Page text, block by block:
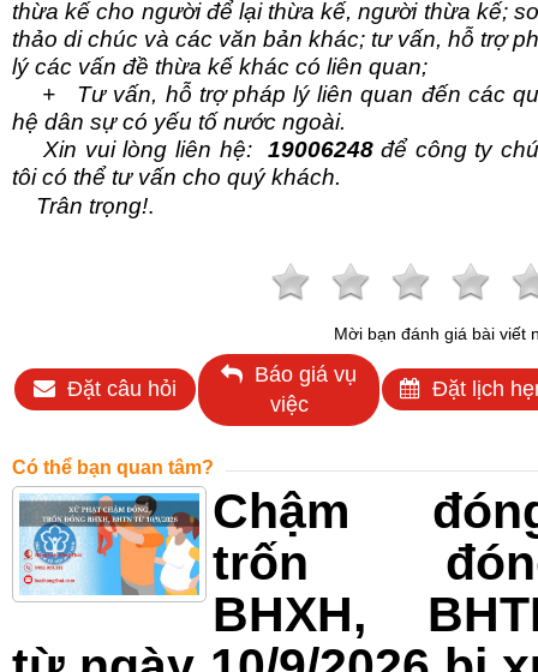
thừa kế cho người để lại thừa kế, người thừa kế;
thảo di chúc và các văn bản khác; tư vấn, hỗ trợ
lý các vấn đề thừa kế khác có liên quan;
+ Tư vấn, hỗ trợ pháp lý liên quan đến các
hệ dân sự có yếu tố nước ngoài.
Xin vui lòng liên hệ:19006248để công ty
tôi có thể tư vấn cho quý khách.
Trân trọng!.
Mời bạn đánh giá bài viết
Đặt câu hỏi
Báo giá vụ
việc
Đặt lịch
Có thể bạn quan tâm?
Chậm
trốn
BHXH,